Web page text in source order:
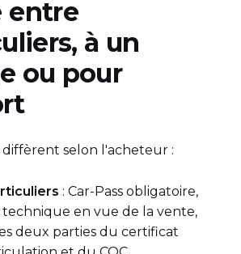
entre
à un
ou pour
diffèrent selon l'acheteur :
: Car-Pass obligatoire,
en vue de la vente,
deux parties du certificat